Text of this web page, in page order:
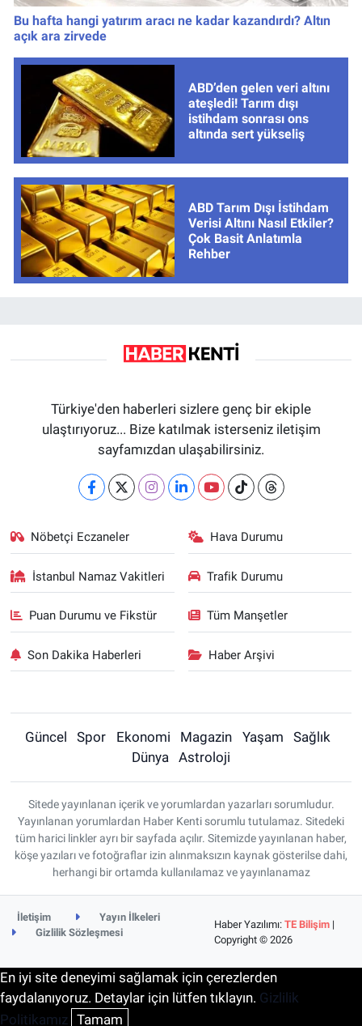
Bu hafta hangi yatırım aracı ne kadar kazandırdı? Altın
açık ara zirvede
ABD’den gelen veri altını
ateşledi! Tarım dışı
istihdam sonrası ons
altında sert yükseliş
ABD Tarım Dışı İstihdam
Verisi Altını Nasıl Etkiler?
Çok Basit Anlatımla
Rehber
Türkiye'den haberleri sizlere genç bir ekiple
ulaştırıyoruz... Bize katılmak isterseniz iletişim
sayfamızdan ulaşabilirsiniz.
Nöbetçi Eczaneler Hava Durumu
İstanbul Namaz Vakitleri Trafik Durumu
Puan Durumu ve Fikstür Tüm Manşetler
Son Dakika Haberleri Haber Arşivi
Güncel Spor Ekonomi Magazin Yaşam
Sağlık
Dünya
Astroloji
Sitede yayınlanan içerik ve yorumlardan yazarları sorumludur.
Yayınlanan yorumlardan Haber Kenti sorumlu tutulamaz. Sitedeki
tüm harici linkler ayrı bir sayfada açılır. Sitemizde yayınlanan haber,
köşe yazıları ve fotoğraflar izin alınmaksızın kaynak gösterilse dahi,
herhangi bir ortamda kullanılamaz ve yayınlanamaz
İletişim
Yayın İlkeleri
Gizlilik Sözleşmesi
Haber Yazılımı:TE Bilişim |
Copyright © 2026
En iyi site deneyimi sağlamak için çerezlerden
faydalanıyoruz. Detaylar için lütfen tıklayın. Gizlilik
Politikamız Tamam